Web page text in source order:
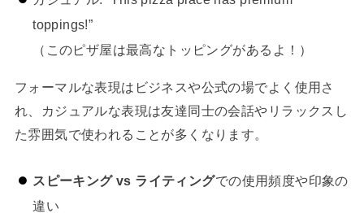
toppings!”
（このピザ屋は最高なトッピングがあるよ！）
フォーマルな表現はビジネスや公式の場でよく使用さ
れ、カジュアルな表現は友達同士の会話やリラックスし
た雰囲気で使われることが多くなります。
スピーキング vs ライティングでの使用頻度や印象の
違い